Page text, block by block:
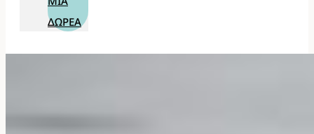
ΔΩΡΕΆ